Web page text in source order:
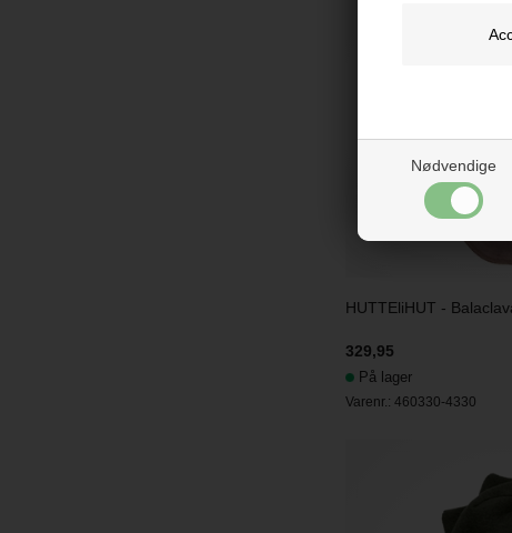
Nødvendige
HUTTEliHUT -
329,95
På lager
Varenr.:460330-4330